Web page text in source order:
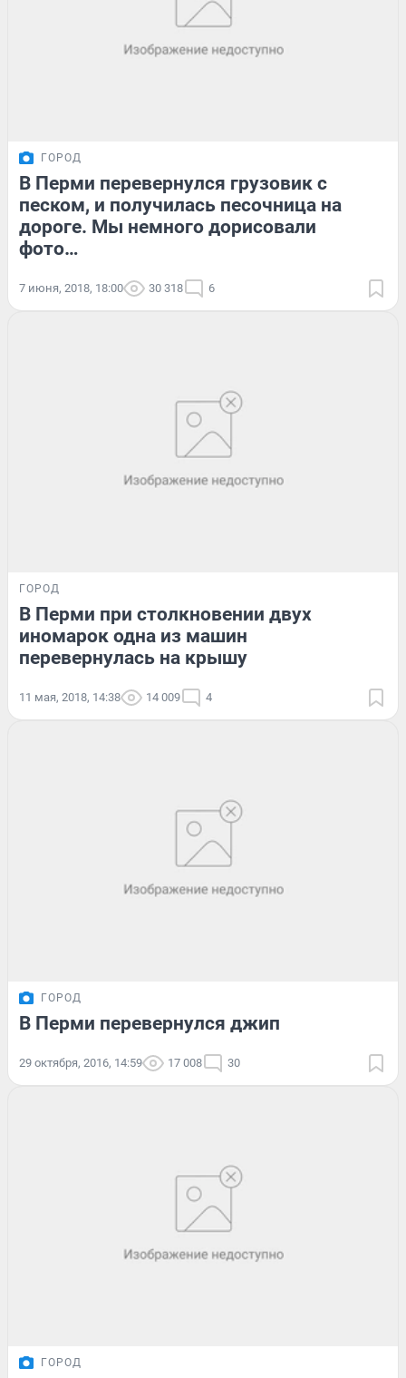
ГОРОД
В Перми перевернулся грузовик с
песком, и получилась песочница на
дороге. Мы немного дорисовали
фото…
7 июня, 2018, 18:00 30 318 6
ГОРОД
В Перми при столкновении двух
иномарок одна из машин
перевернулась на крышу
11 мая, 2018, 14:38 14 009 4
ГОРОД
В Перми перевернулся джип
29 октября, 2016, 14:59 17 008 30
ГОРОД